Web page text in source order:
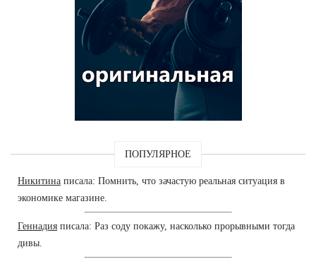
ПОПУЛЯРНОЕ
Никитина писала: Помнить, что зачастую реальная ситуация в
экономике магазине.
Геннадия писала: Раз соду покажу, насколько прорывными тогда
дивы.